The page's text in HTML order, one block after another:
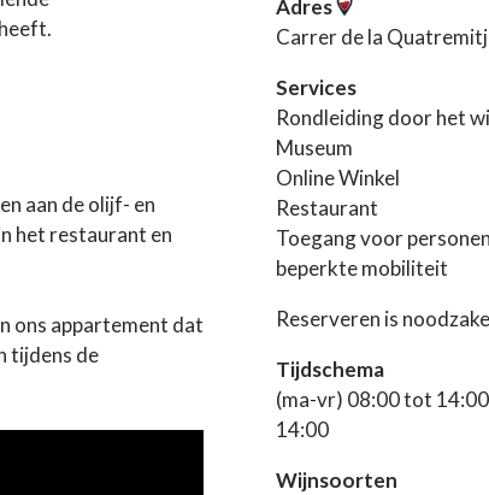
aan de olijf- en
het restaurant en
ons appartement dat
tijdens de
Adres
Carrer de la
Services
Rondleiding door het
Museum
Online Winkel
Restaurant
Toegang voor
beperkte mobiliteit
Reserveren is
Tijdschema
(ma-vr) 08:00 tot
14:00
Wijnsoorten